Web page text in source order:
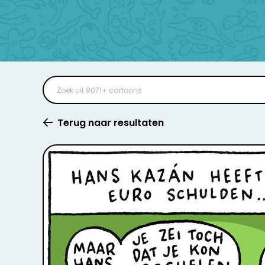
Terug naar resultaten